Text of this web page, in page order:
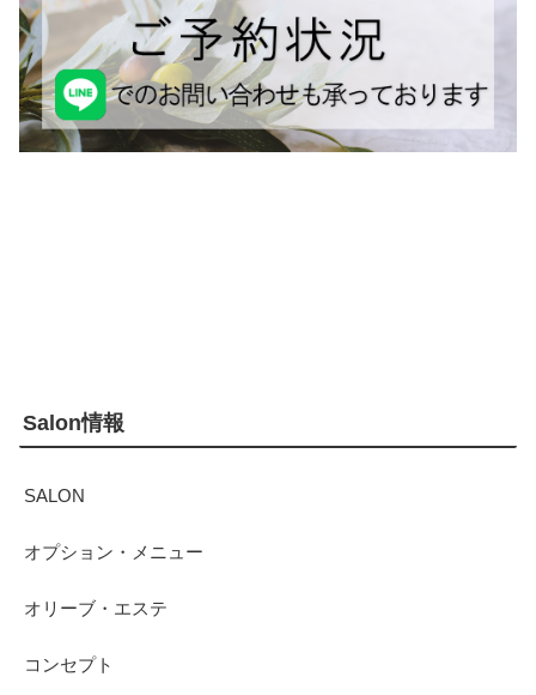
Salon情報
SALON
オプション・メニュー
オリーブ・エステ
コンセプト